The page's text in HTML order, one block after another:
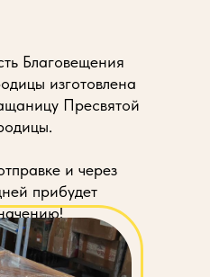
Благовещения
изготовлена
Пресвятой
и через
прибудет